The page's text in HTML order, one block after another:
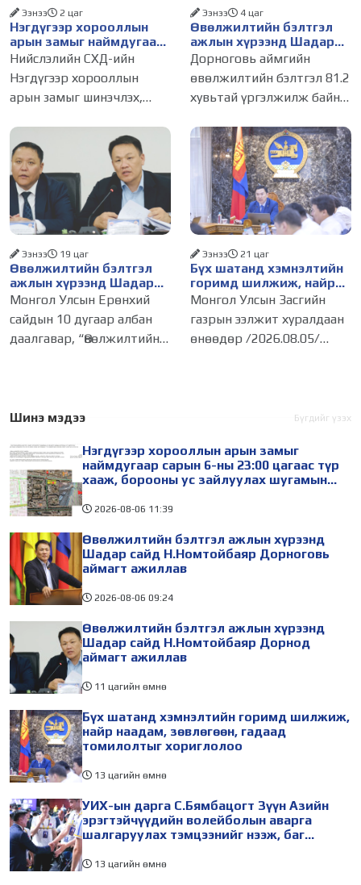
Нэгдүгээр хорооллын
арын замыг наймдугаар
сарын 6-ны 23:00 цагаас
түр хааж, борооны ус
зайлуулах шугамын
хөндлөн сэтэлгээ хийнэ
Ээнээ 2 цаг
Нийслэлийн СХД-ийн
Нэгдүгээр хорооллын
арын замыг шинэчлэх,
наймдугаар сарын 6-ны
23:00 цагаас зам хаана.
Тодруулбал, СХД-ийн 14
дүгээр хороо
Цамбагаравын уулзвар, 11
дүгээр
Өвөлжилтийн бэлтгэл
ажлын хүрээнд Шадар
сайд Н.Номтойбаяр
Дорноговь аймагт
ажиллав
Ээнээ 4 цаг
Дорноговь аймгийн
өвөлжилтийн бэлтгэл 81.2
хувьтай үргэлжилж байна.
албан даалгаврын хүрээнд
хийсэн хяналт шалгалтаар
559 зөрчил илэрснээс 127-
г арилгуулж, 432 зөрчилд
хугацаатай
Өвөлжилтийн бэлтгэл
ажлын хүрээнд Шадар
сайд Н.Номтойбаяр
Дорнод аймагт ажиллав
Ээнээ 19 цаг
Монгол Улсын Ерөнхий
сайдын 10 дугаар албан
даалгавар, “Өвөлжилтийн
Улсын Ерөнхий сайдын 11
Бүх шатанд хэмнэлтийн
горимд шилжиж, найр
наадам, зөвлөгөөн,
хориглолоо
Ээнээ 21 цаг
Монгол Улсын Засгийн
газрын ээлжит хуралдаан
өнөөдөр /2026.08.05/
түлшний онцгой албан
газрын
Шинэ мэдээ Бүгдийг үзэх
Нэгдүгээр хорооллын арын замыг
наймдугаар сарын 6-ны 23:00 цагаас түр
хааж, борооны ус зайлуулах шугамын
2026-08-06 11:39
Өвөлжилтийн бэлтгэл ажлын хүрээнд
Шадар сайд Н.Номтойбаяр Дорноговь
аймагт ажиллав
2026-08-06 09:24
Өвөлжилтийн бэлтгэл ажлын хүрээнд
Шадар сайд Н.Номтойбаяр Дорнод
аймагт ажиллав
11 цагийн өмнө
Бүх шатанд хэмнэлтийн горимд шилжиж,
найр наадам, зөвлөгөөн, гадаад
томилолтыг хориглолоо
13 цагийн өмнө
УИХ-ын дарга С.Бямбацогт Зүүн Азийн
эрэгтэйчүүдийн волейболын аварга
шалгаруулах тэмцээнийг нээж, баг
13 цагийн өмнө